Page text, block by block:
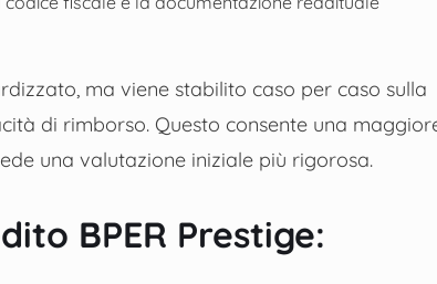
ma viene stabilito caso per caso sulla
di rimborso. Questo consente una
una valutazione iniziale più rigorosa.
BPER Prestige: